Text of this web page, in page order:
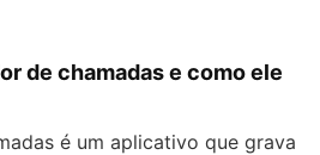
de chamadas e como ele
é um aplicativo que grava